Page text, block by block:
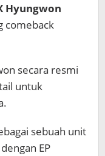
Hyungwon
comeback
secara resmi
untuk
sebuah unit
EP